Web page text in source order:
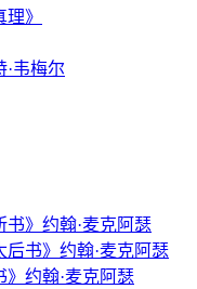
》
·韦梅尔
》约翰·麦克阿瑟
书》约翰·麦克阿瑟
约翰·麦克阿瑟